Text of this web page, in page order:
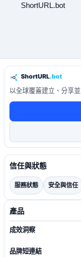
ShortURL.bot
以全球覆蓋建立、分享
信任與狀態
服務狀態 安全與信任
產品
成效洞察
品牌短連結